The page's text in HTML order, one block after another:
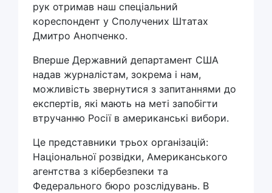
рук отримав наш спеціальний
кореспондент у Сполучених Штатах
Дмитро Анопченко.
Вперше Державний департамент США
надав журналістам, зокрема і нам,
можливість звернутися з запитаннями до
експертів, які мають на меті запобігти
втручанню Росії в американські вибори.
Це представники трьох організацій:
Національної розвідки, Американського
агентства з кібербезпеки та
Федерального бюро розслідувань. В